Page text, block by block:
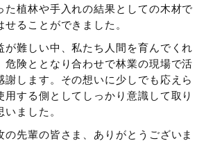
た植林や手入れの結果としての木材で
ることができました。
が難しい中、私たち人間を育んでくれ
危険ととなり合わせで林業の現場で活
謝します。その想いに少しでも応えら
用する側としてしっかり意識して取り
ました。
の先輩の皆さま、ありがとうございま